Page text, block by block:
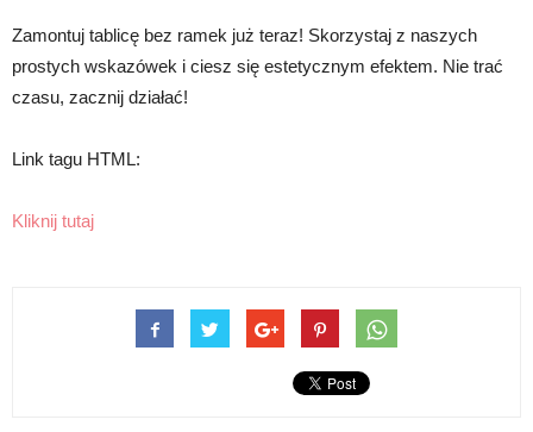
Zamontuj tablicę bez ramek już teraz! Skorzystaj z naszych
prostych wskazówek i ciesz się estetycznym efektem. Nie trać
czasu, zacznij działać!
Link tagu HTML:
Kliknij tutaj